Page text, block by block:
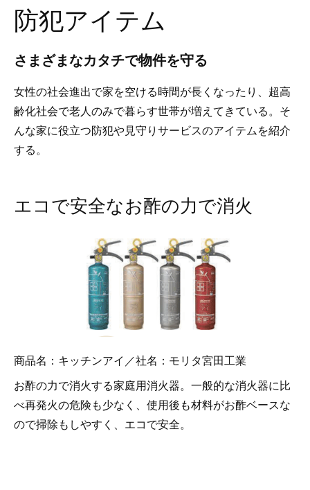
防犯アイテム
さまざまなカタチで物件を守る
女性の社会進出で家を空ける時間が長くなったり、超高
齢化社会で老人のみで暮らす世帯が増えてきている。そ
んな家に役立つ防犯や見守りサービスのアイテムを紹介
する。
エコで安全なお酢の力で消火
商品名：キッチンアイ／社名：モリタ宮田工業
お酢の力で消火する家庭用消火器。一般的な消火器に比
べ再発火の危険も少なく、使用後も材料がお酢ベースな
ので掃除もしやすく、エコで安全。